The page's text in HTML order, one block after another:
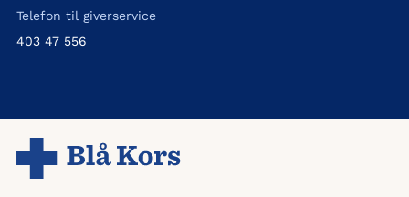
Telefon til giverservice
403 47 556